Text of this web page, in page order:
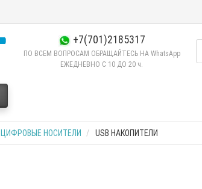
+7(701)2185317
ПО ВСЕМ ВОПРОСАМ ОБРАЩАЙТЕСЬ НА WhatsApp
ЕЖЕДНЕВНО C 10 ДО 20 ч.
ЦИФРОВЫЕ НОСИТЕЛИ USB НАКОПИТЕЛИ